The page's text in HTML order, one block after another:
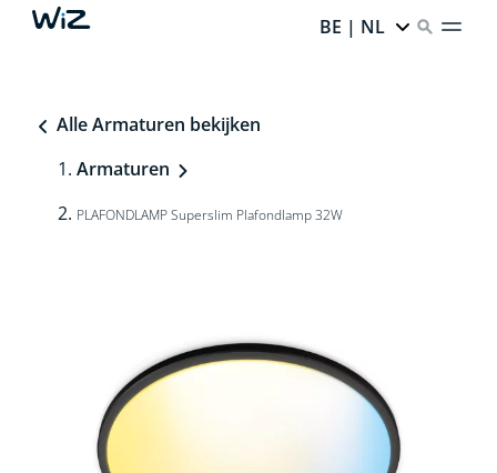
BE | NL
Alle Armaturen bekijken
Armaturen
PLAFONDLAMP Superslim Plafondlamp 32W